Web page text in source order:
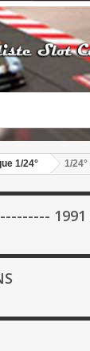
1/24° 1/
1991